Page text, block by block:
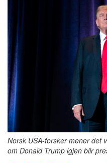
Norsk USA-forsker mener det
om Donald Trump igjen blir